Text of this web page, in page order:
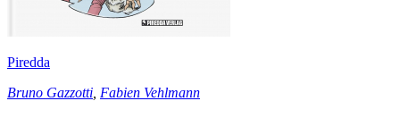
Piredda
Bruno Gazzotti Fabien Vehlmann